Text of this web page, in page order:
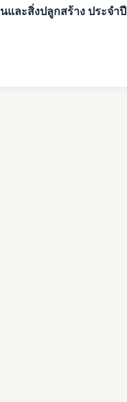
และสิ่งปลูกสร้าง ประจำปี